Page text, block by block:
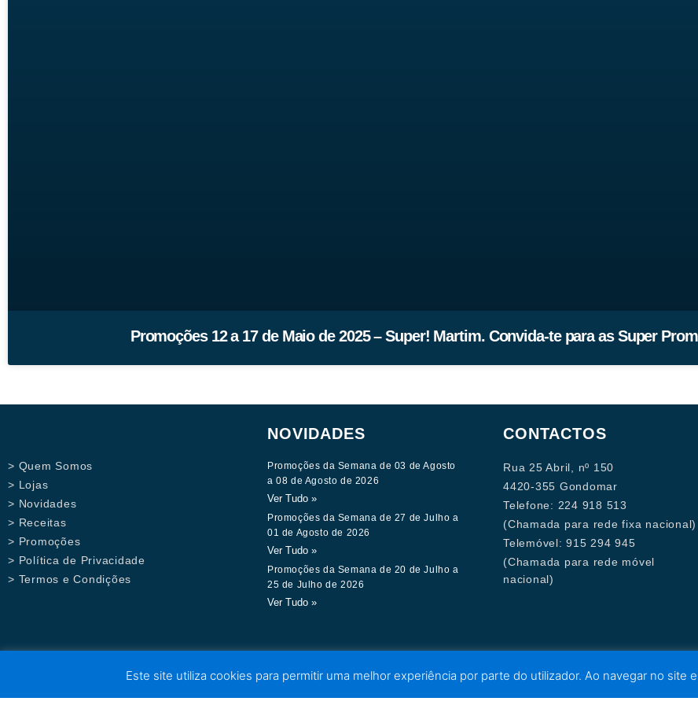
Promoções 12 a 17 de Maio de 2025 – Super! Martim. Convida-te para as Super
> Quem Somos
> Lojas
> Novidades
> Receitas
> Promoções
> Política de Privacidade
> Termos e Condições
NOVIDADES
Promoções da Semana de 03 de Agosto
a 08 de Agosto de 2026
Ver Tudo »
Promoções da Semana de 27 de Julho a
01 de Agosto de 2026
Ver Tudo »
Promoções da Semana de 20 de Julho a
25 de Julho de 2026
Ver Tudo »
CONTACTOS
Rua 25 Abril, nº 150
4420-355 Gondomar
Telefone: 224 918 513
(Chamada para rede fixa nacional)
Telemóvel: 915 294 945
(Chamada para rede móvel
nacional)
Este site utiliza cookies para permitir uma melhor experiência por parte do utilizador. Ao navegar no site